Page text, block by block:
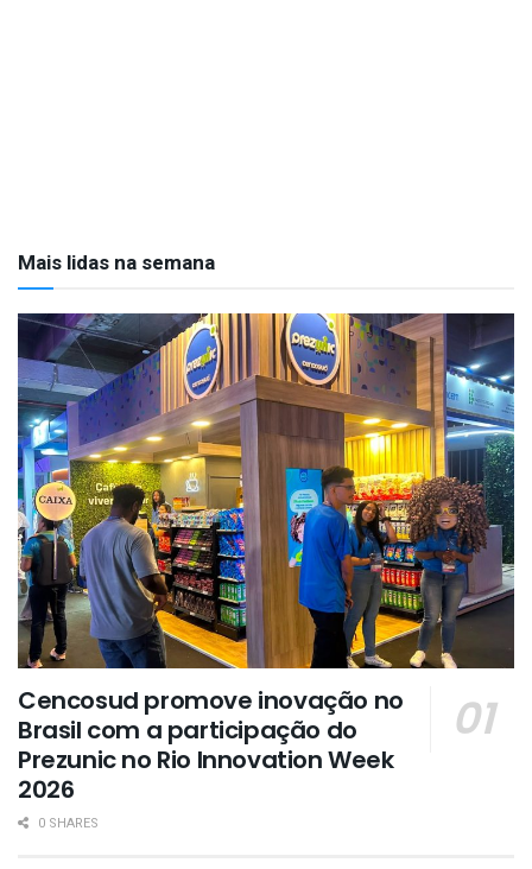
Mais lidas na semana
Cencosud promove inovação no
Brasil com a participação do
Prezunic no Rio Innovation Week
2026
0 SHARES